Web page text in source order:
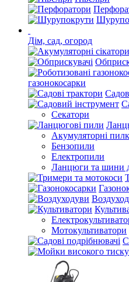
Дім, сад, огород
газонокосарки
Секатори
Акумуляторні
Бензопили
Електропили
Ланцюги та шини
Мотокультиватори